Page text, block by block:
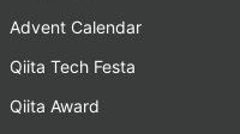
Advent Calendar
Qiita Tech Festa
Qiita Award